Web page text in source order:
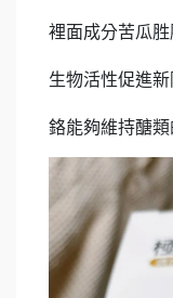
裡面成分苦瓜
生物活性促進
鉻能夠維持醣